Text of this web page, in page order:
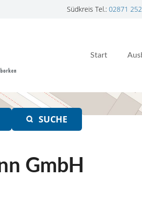
Südkreis Tel.: 02871
Start
SUCHE
GmbH